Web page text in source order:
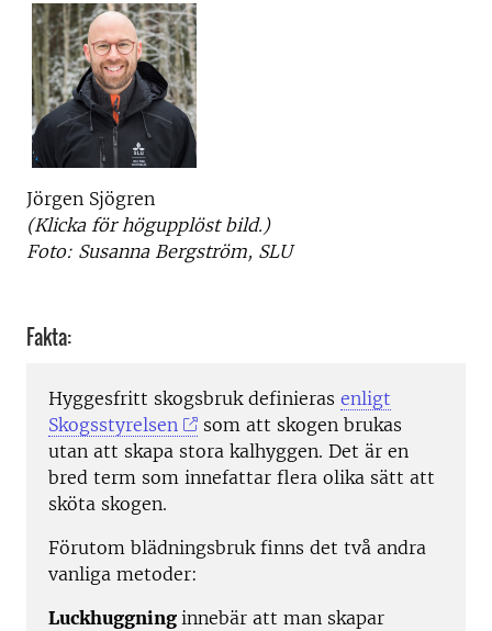
Jörgen Sjögren
(Klicka för högupplöst bild.)
Foto: Susanna Bergström, SLU
Fakta:
Hyggesfritt skogsbruk definieras enligt
Skogsstyrelsen
som att skogen brukas
utan att skapa stora kalhyggen. Det är en
bred term som innefattar flera olika sätt att
sköta skogen.
Förutom blädningsbruk finns det två andra
vanliga metoder:
Luckhuggning innebär att man skapar